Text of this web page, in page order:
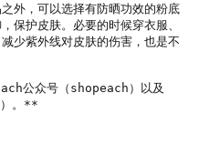
外，可以选择有防晒功效的粉底
保护皮肤。必要的时候穿衣服、
少紫外线对皮肤的伤害，也是不
公众号（shopeach）以及
。**